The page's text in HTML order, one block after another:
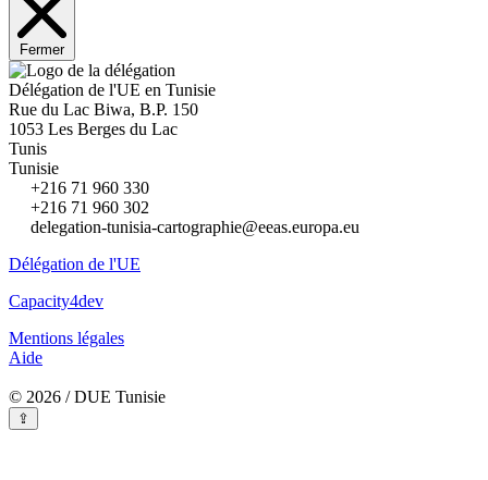
Fermer
Délégation de l'UE en Tunisie
Rue du Lac Biwa, B.P. 150
1053 Les Berges du Lac
Tunis
Tunisie
+216 71 960 330
+216 71 960 302
delegation-tunisia-cartographie@eeas.europa.eu
Délégation de l'UE
Capacity4dev
Mentions légales
Aide
© 2026 / DUE Tunisie
⇪